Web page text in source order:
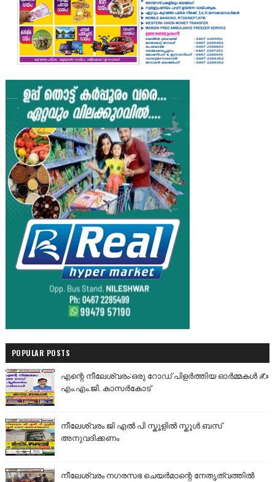
POPULAR POSTS
എന്റെ നീലേശ്വരം:ഒരു റോഡ് പിളർത്തിയ ഓർമ്മകൾ ✍️
എം.എം.ജി. കാസർകോട്
നീലേശ്വരം ജി എൽ പി സ്കൂളിൽ സ്കൂൾ ബസ്
അനുവദിക്കണം
നീലേശ്വരം നഗരസഭ ചെയർമാന്റെ നേതൃത്വത്തിൽ